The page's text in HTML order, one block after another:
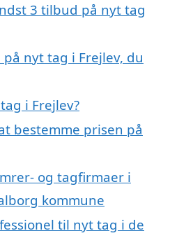
3 tilbud på nyt tag
nyt tag i Frejlev, du
i Frejlev?
bestemme prisen på
og tagfirmaer i
kommune
til nyt tag i de